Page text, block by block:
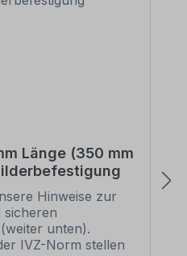
Länge (350 mm
Hinweise zur
sicheren
unten).
IVZ-Norm stellen